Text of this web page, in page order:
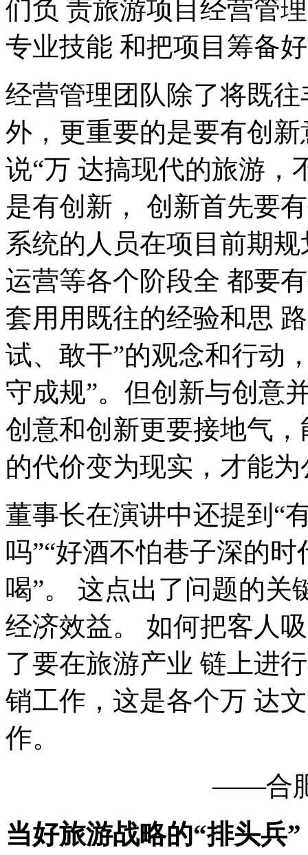
们负 责旅游项目经营管
专业技能 和把项目筹备
经营管理团队除了将既
外，更重要的是要有创
说“万 达搞现代的旅游，
是有创新， 创新首先要
系统的人员在项目前期
运营等各个阶段全 都要
套用用既往的经验和思
试、敢干”的观念和行动
守成规”。但创新与创意
创意和创新更要接地气
的代价变为现实，才能
董事长在演讲中还提到 “
吗”“好酒不怕巷子深的
喝”。 这点出了问题的关
经济效益。 如何把客人
了要在旅游产业 链上进
销工作，这是各个万 达
作。
——合肥
当好旅游战略的“排头兵”